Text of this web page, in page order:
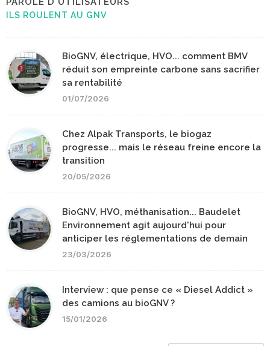
ILS ROULENT AU GNV
BioGNV, électrique, HVO... comment BMV
réduit son empreinte carbone sans sacrifier
sa rentabilité
01/07/2026
Chez Alpak Transports, le biogaz
progresse... mais le réseau freine encore la
transition
20/05/2026
BioGNV, HVO, méthanisation... Baudelet
Environnement agit aujourd'hui pour
anticiper les réglementations de demain
23/03/2026
Interview : que pense ce « Diesel Addict »
des camions au bioGNV ?
15/01/2026